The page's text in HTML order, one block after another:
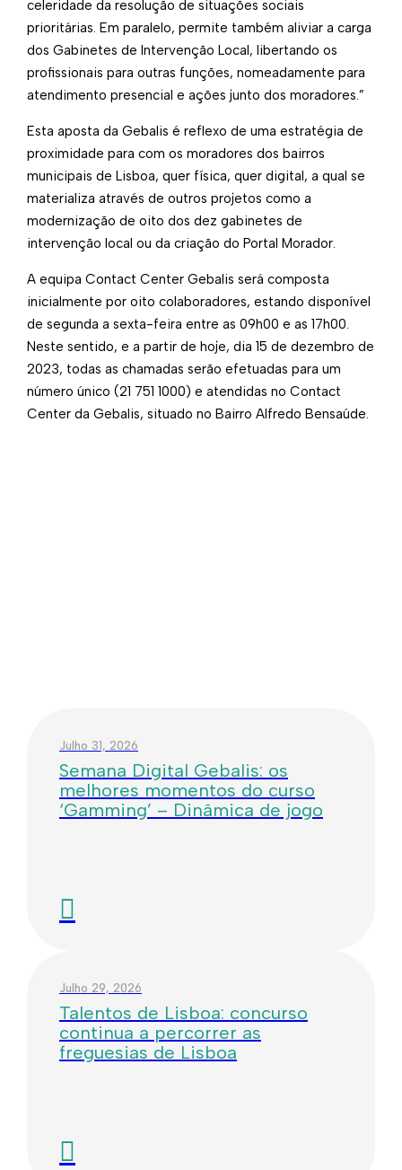
celeridade da resolução de situações sociais
prioritárias. Em paralelo, permite também aliviar a carga
dos Gabinetes de Intervenção Local, libertando os
profissionais para outras funções, nomeadamente para
atendimento presencial e ações junto dos moradores.”
Esta aposta da Gebalis é reflexo de uma estratégia de
proximidade para com os moradores dos bairros
municipais de Lisboa, quer física, quer digital, a qual se
materializa através de outros projetos como a
modernização de oito dos dez gabinetes de
intervenção local ou da criação do Portal Morador.
A equipa Contact Center Gebalis será composta
inicialmente por oito colaboradores, estando disponível
de segunda a sexta-feira entre as 09h00 e as 17h00.
Neste sentido, e a partir de hoje, dia 15 de dezembro de
2023, todas as chamadas serão efetuadas para um
número único (21 751 1000) e atendidas no Contact
Center da Gebalis, situado no Bairro Alfredo Bensaúde.​
Julho 31, 2026
Semana Digital Gebalis: os
melhores momentos do curso
‘Gamming’ – Dinâmica de jogo
Julho 29, 2026
Talentos de Lisboa: concurso
continua a percorrer as
freguesias de Lisboa